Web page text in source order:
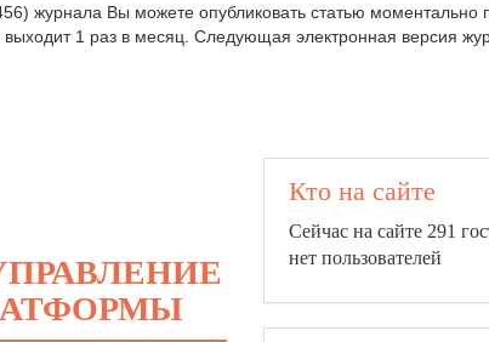
журнала Вы можете опубликовать статью моментально
1 раз в месяц. Следующая электронная версия
Кто на сайте
Сейчас на сайте 291
нет пользователей